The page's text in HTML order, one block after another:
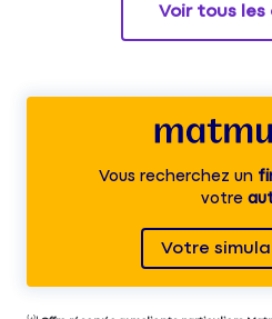
Voir tous les
Vous recherchez un
votre
Votre